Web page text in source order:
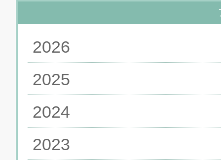
2026
2025
2024
2023